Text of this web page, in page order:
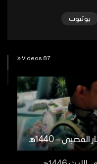
يوتيوب
87 Videos
– 1440هـ